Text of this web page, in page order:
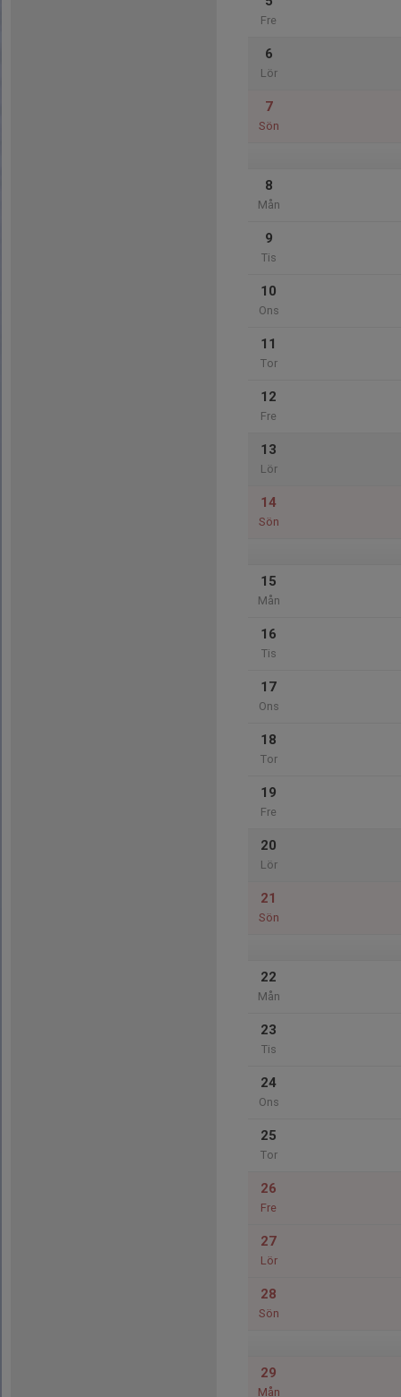
Fre
6
Lör
7
Sön
8
Mån
9
Tis
10
Ons
11
Tor
12
Fre
13
Lör
14
Sön
15
Mån
16
Tis
17
Ons
18
Tor
19
Fre
20
Lör
21
Sön
22
Mån
23
Tis
24
Ons
25
Tor
26
Fre
27
Lör
28
Sön
29
Mån